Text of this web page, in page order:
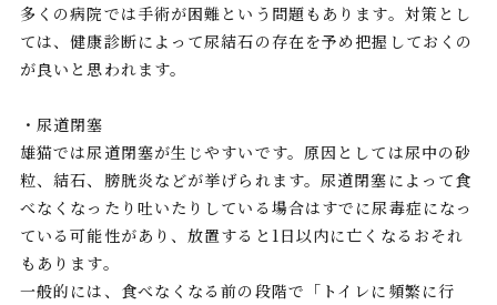
多くの病院では手術が困難という問題もあります。対策とし
ては、健康診断によって尿結石の存在を予め把握しておくの
が良いと思われます。
・尿道閉塞
雄猫では尿道閉塞が生じやすいです。原因としては尿中の砂
粒、結石、膀胱炎などが挙げられます。尿道閉塞によって食
べなくなったり吐いたりしている場合はすでに尿毒症になっ
ている可能性があり、放置すると1日以内に亡くなるおそれ
もあります。
一般的には、食べなくなる前の段階で「トイレに頻繁に行